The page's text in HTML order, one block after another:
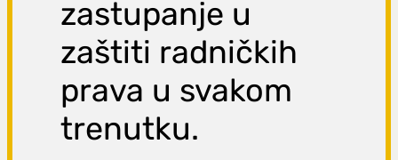
zastupanje u
zaštiti radničkih
prava u svakom
trenutku.